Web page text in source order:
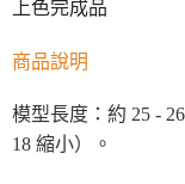
上色完成品
商品說明
模型長度：約 25 -
18 縮小）。